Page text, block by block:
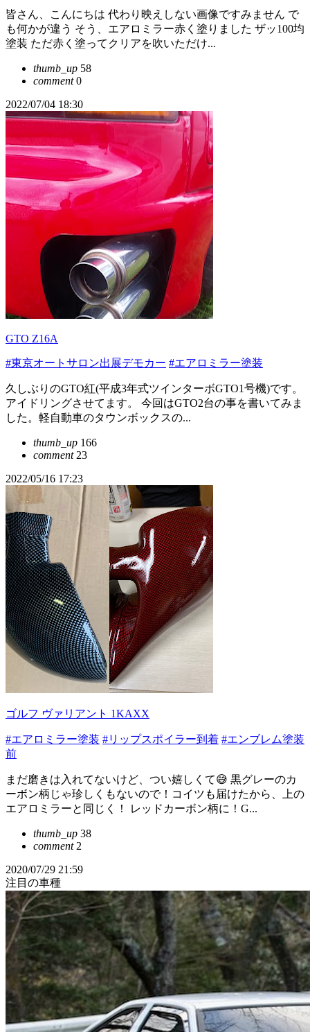
皆さん、こんにちは 代わり映えしない画像ですみません で
も何かが違う そう、エアロミラー赤く塗りました ザッ100均
塗装 ただ赤く塗ってクリアを吹いただけ...
thumb_up 58
comment0
2022/07/04 18:30
GTO Z16A
#東京オートサロン出展デモカー #エアロミラー塗装
久しぶりのGTO紅(平成3年式ツインターボGTO1号機)です。
アイドリングさせてます。 今回はGTO2台の事を書いてみま
した。軽自動車のタウンボックスの...
thumb_up 166
comment23
2022/05/16 17:23
ゴルフ ヴァリアント 1KAXX
#エアロミラー塗装 #リップスポイラー到着 #エンブレム塗装
前
まだ磨きは入れてないけど、つい嬉しくて😅 黒グレーのカ
ーボン柄じゃ珍しくもないので！コイツも届けたから、上の
エアロミラーと同じく！ レッドカーボン柄に！G...
thumb_up 38
comment2
2020/07/29 21:59
注目の車種